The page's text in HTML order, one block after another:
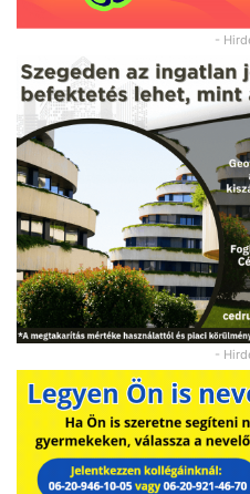
-
-